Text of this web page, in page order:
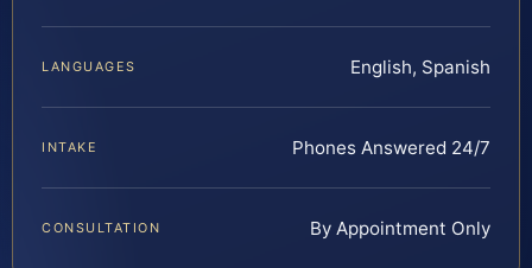
LANGUAGES English, Spanish
INTAKE Phones Answered 24/7
CONSULTATION By Appointment Only